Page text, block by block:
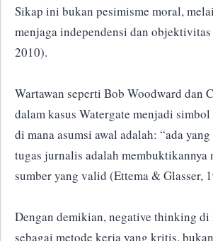
Sikap ini bukan pesimisme moral,
menjaga independensi dan
2010).
Wartawan seperti Bob Woodward dan
dalam kasus Watergate menjadi
di mana asumsi awal adalah: “ada
tugas jurnalis adalah membuktikannya
sumber yang valid (Ettema & Glasser,
Dengan demikian, negative thinking
sebagai metode kerja yang kritis,